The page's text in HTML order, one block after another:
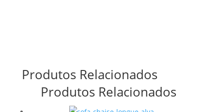
Produtos Relacionados
Produtos Relacionados